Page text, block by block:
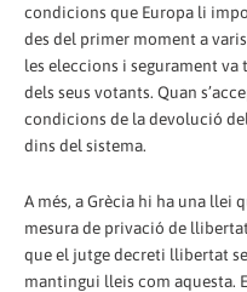
condicions que Europa li
des del primer moment a
les eleccions i segurament
dels seus votants. Quan
condicions de la devolució
dins del sistema.
A més, a Grècia hi ha una llei
mesura de privació de
que el jutge decreti llibertat
mantingui lleis com aquesta.